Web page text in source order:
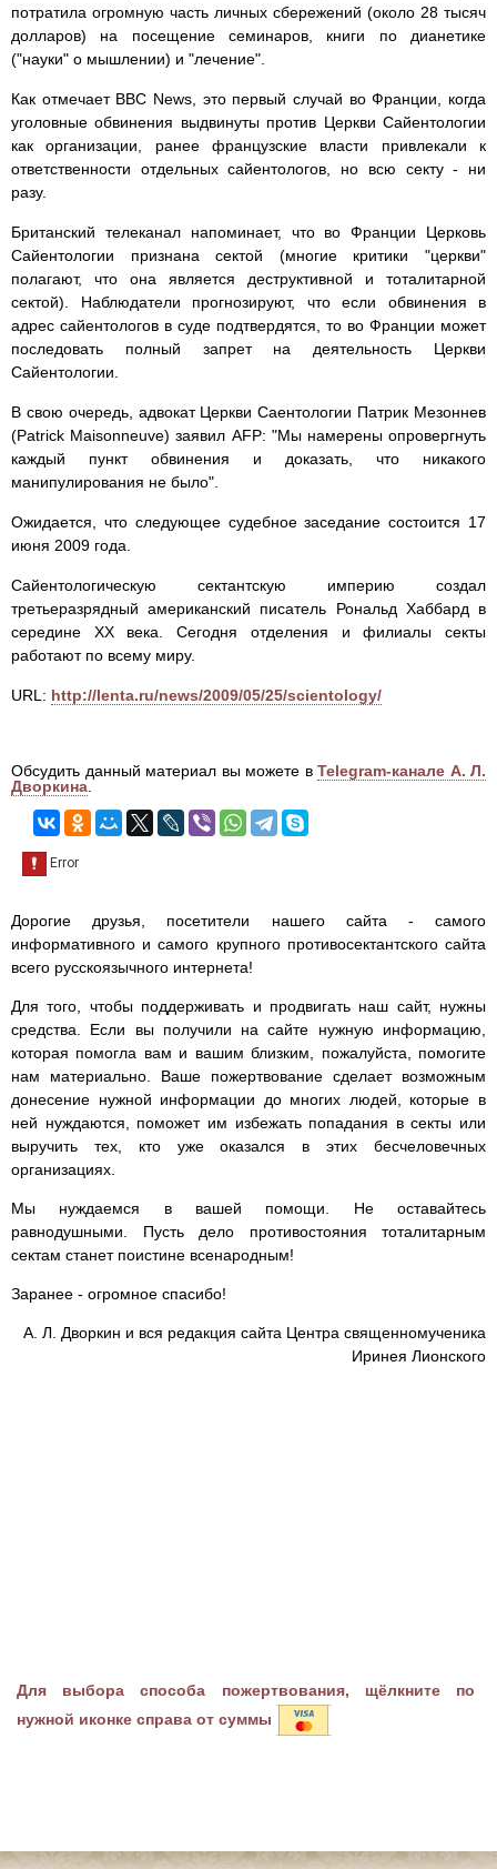
потратила огромную часть личных сбережений (около 28 тысяч
долларов) на посещение семинаров, книги по дианетике
("науки" о мышлении) и "лечение".
Как отмечает BBC News, это первый случай во Франции, когда
уголовные обвинения выдвинуты против Церкви Сайентологии
как организации, ранее французские власти привлекали к
ответственности отдельных сайентологов, но всю секту - ни
разу.
Британский телеканал напоминает, что во Франции Церковь
Сайентологии признана сектой (многие критики "церкви"
полагают, что она является деструктивной и тоталитарной
сектой). Наблюдатели прогнозируют, что если обвинения в
адрес сайентологов в суде подтвердятся, то во Франции может
последовать полный запрет на деятельность Церкви
Сайентологии.
В свою очередь, адвокат Церкви Саентологии Патрик Мезоннев
(Patrick Maisonneuve) заявил AFP: "Мы намерены опровергнуть
каждый пункт обвинения и доказать, что никакого
манипулирования не было".
Ожидается, что следующее судебное заседание состоится 17
июня 2009 года.
Сайентологическую сектантскую империю создал
третьеразрядный американский писатель Рональд Хаббард в
середине ХХ века. Сегодня отделения и филиалы секты
работают по всему миру.
URL: http://lenta.ru/news/2009/05/25/scientology/
Обсудить данный материал вы можете в Telegram-канале А. Л.
Дворкина
Дорогие друзья, посетители нашего сайта - самого
информативного и самого крупного противосектантского сайта
всего русскоязычного интернета!
Для того, чтобы поддерживать и продвигать наш сайт, нужны
средства. Если вы получили на сайте нужную информацию,
которая помогла вам и вашим близким, пожалуйста, помогите
нам материально. Ваше пожертвование сделает возможным
донесение нужной информации до многих людей, которые в
ней нуждаются, поможет им избежать попадания в секты или
выручить тех, кто уже оказался в этих бесчеловечных
организациях.
Мы нуждаемся в вашей помощи. Не оставайтесь
равнодушными. Пусть дело противостояния тоталитарным
сектам станет поистине всенародным!
Заранее - огромное спасибо!
А. Л. Дворкин и вся редакция сайта Центра священномученика
Иринея Лионского
Для выбора способа пожертвования, щёлкните по
нужной иконке справа от суммы